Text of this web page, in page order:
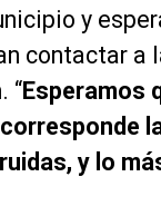
y
contactar a
“Esperamos
y lo